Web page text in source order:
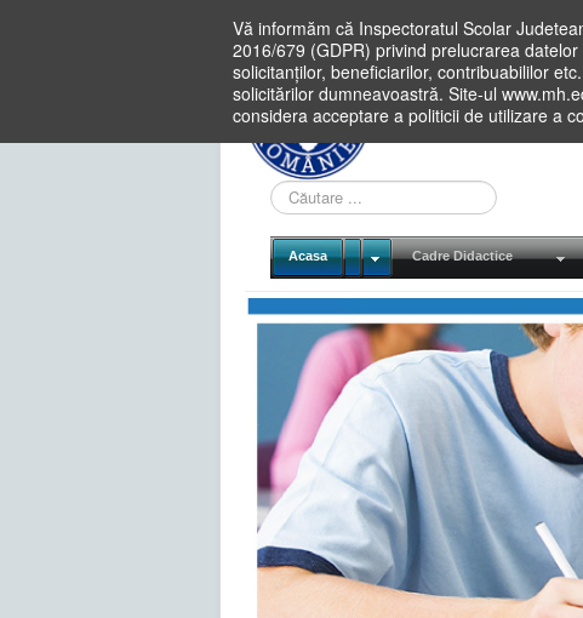
Vă informăm că Inspectoratul Scolar
2016/679 (GDPR) privind prelucrarea
solicitanților, beneficiarilor, contribuabililor
solicitărilor dumneavoastră. Site-ul
considera acceptare a politicii de utilizare a
Cauta
in
site
Acasa Cadre Didactice